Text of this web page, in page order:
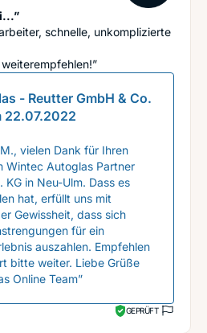
schnelle, unkomplizierte
- Reutter GmbH & Co.
22.07.2022
vielen Dank für Ihren
Wintec Autoglas Partner
KG in Neu-Ulm. Dass es
hat, erfüllt uns mit
Gewissheit, dass sich
für ein
auszahlen. Empfehlen
bitte weiter. Liebe Grüße
Online Team”
GEPRÜFT